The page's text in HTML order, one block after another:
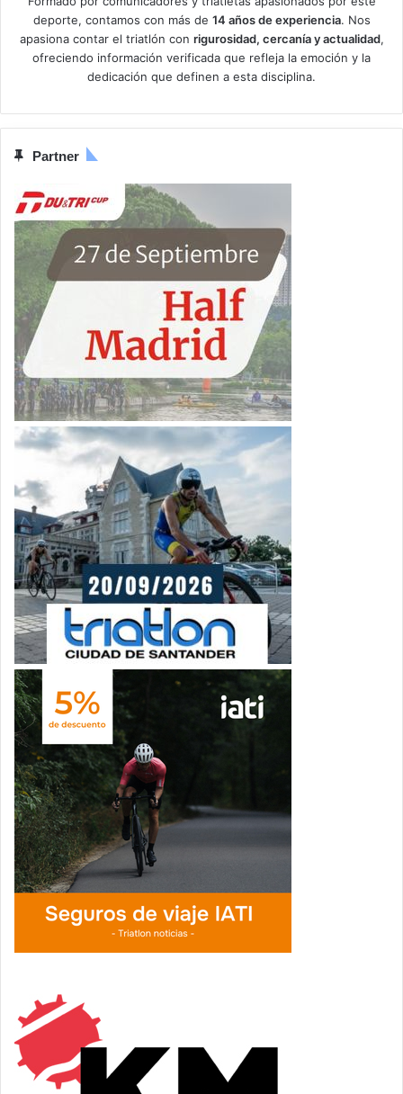
deporte, contamos con más de 14 años de experiencia. Nos
apasiona contar el triatlón con rigurosidad, cercanía y actualidad,
ofreciendo información verificada que refleja la emoción y la
dedicación que definen a esta disciplina.
Partner